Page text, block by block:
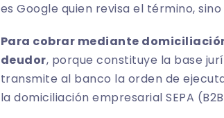
es Google quien revisa el término,
Para cobrar mediante
deudor, porque constituye la base
transmite al banco la orden de
la domiciliación empresarial SEPA